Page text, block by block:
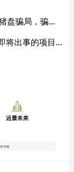
骗钱还骗情！
的项目平台！